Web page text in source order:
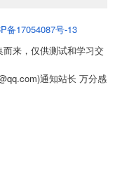
备17054087号-13
来，仅供测试和学习交
通知站长 万分感